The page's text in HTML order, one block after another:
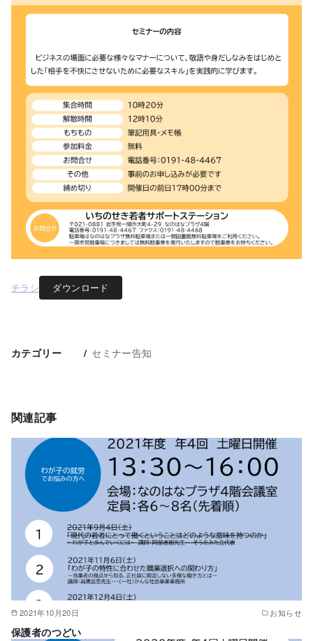
チラシ ダウンロード
カテゴリー セミナー告知
関連記事
2021年10月20日 お知らせ
保護者のつどい